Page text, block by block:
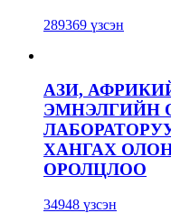
289369 үзсэн
АЗИ,
ЭМНЭЛГИЙН
ХАНГАХ
ОРОЛЦЛОО
34948 үзсэн